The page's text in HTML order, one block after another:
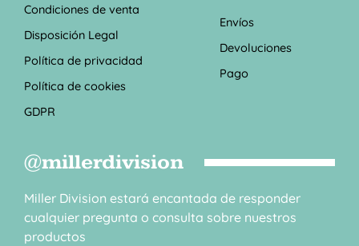
Condiciones de venta
Disposición Legal
Política de privacidad
Política de cookies
GDPR
Envíos
Devoluciones
Pago
@millerdivision
Miller Division estará encantada de responder
cualquier pregunta o consulta sobre nuestros
productos